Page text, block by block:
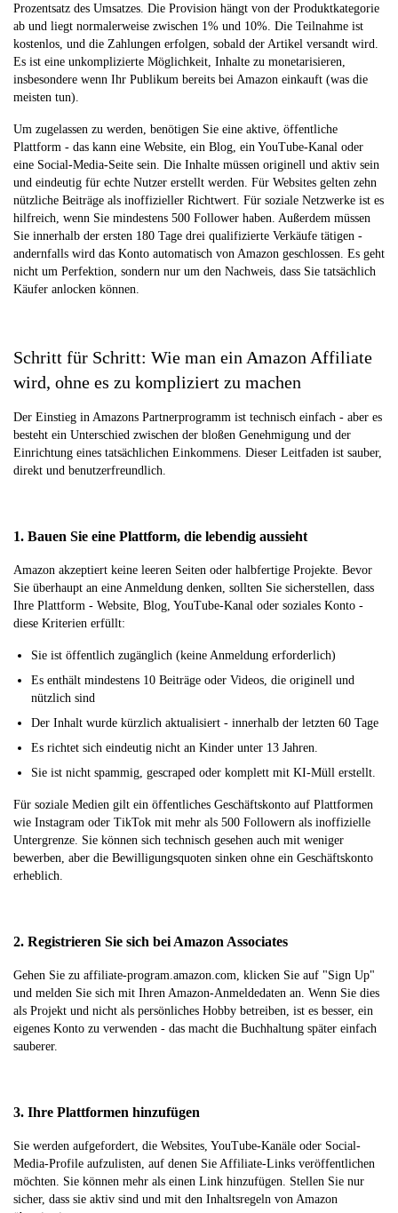
Prozentsatz des Umsatzes. Die Provision hängt von der Produktkategorie
ab und liegt normalerweise zwischen 1% und 10%. Die Teilnahme ist
kostenlos, und die Zahlungen erfolgen, sobald der Artikel versandt wird.
Es ist eine unkomplizierte Möglichkeit, Inhalte zu monetarisieren,
insbesondere wenn Ihr Publikum bereits bei Amazon einkauft (was die
meisten tun).
Um zugelassen zu werden, benötigen Sie eine aktive, öffentliche
Plattform - das kann eine Website, ein Blog, ein YouTube-Kanal oder
eine Social-Media-Seite sein. Die Inhalte müssen originell und aktiv sein
und eindeutig für echte Nutzer erstellt werden. Für Websites gelten zehn
nützliche Beiträge als inoffizieller Richtwert. Für soziale Netzwerke ist es
hilfreich, wenn Sie mindestens 500 Follower haben. Außerdem müssen
Sie innerhalb der ersten 180 Tage drei qualifizierte Verkäufe tätigen -
andernfalls wird das Konto automatisch von Amazon geschlossen. Es geht
nicht um Perfektion, sondern nur um den Nachweis, dass Sie tatsächlich
Käufer anlocken können.
Schritt für Schritt: Wie man ein Amazon Affiliate
wird, ohne es zu kompliziert zu machen
Der Einstieg in Amazons Partnerprogramm ist technisch einfach - aber es
besteht ein Unterschied zwischen der bloßen Genehmigung und der
Einrichtung eines tatsächlichen Einkommens. Dieser Leitfaden ist sauber,
direkt und benutzerfreundlich.
1. Bauen Sie eine Plattform, die lebendig aussieht
Amazon akzeptiert keine leeren Seiten oder halbfertige Projekte. Bevor
Sie überhaupt an eine Anmeldung denken, sollten Sie sicherstellen, dass
Ihre Plattform - Website, Blog, YouTube-Kanal oder soziales Konto -
diese Kriterien erfüllt:
Sie ist öffentlich zugänglich (keine Anmeldung erforderlich)
Es enthält mindestens 10 Beiträge oder Videos, die originell und
nützlich sind
Der Inhalt wurde kürzlich aktualisiert - innerhalb der letzten 60 Tage
Es richtet sich eindeutig nicht an Kinder unter 13 Jahren.
Sie ist nicht spammig, gescraped oder komplett mit KI-Müll erstellt.
Für soziale Medien gilt ein öffentliches Geschäftskonto auf Plattformen
wie Instagram oder TikTok mit mehr als 500 Followern als inoffizielle
Untergrenze. Sie können sich technisch gesehen auch mit weniger
bewerben, aber die Bewilligungsquoten sinken ohne ein Geschäftskonto
erheblich.
2. Registrieren Sie sich bei Amazon Associates
Gehen Sie zu affiliate-program.amazon.com, klicken Sie auf "Sign Up"
und melden Sie sich mit Ihren Amazon-Anmeldedaten an. Wenn Sie dies
als Projekt und nicht als persönliches Hobby betreiben, ist es besser, ein
eigenes Konto zu verwenden - das macht die Buchhaltung später einfach
sauberer.
3. Ihre Plattformen hinzufügen
Sie werden aufgefordert, die Websites, YouTube-Kanäle oder Social-
Media-Profile aufzulisten, auf denen Sie Affiliate-Links veröffentlichen
möchten. Sie können mehr als einen Link hinzufügen. Stellen Sie nur
sicher, dass sie aktiv sind und mit den Inhaltsregeln von Amazon